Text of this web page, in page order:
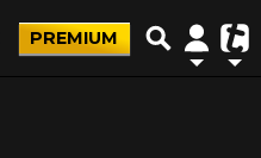
PREMIUM